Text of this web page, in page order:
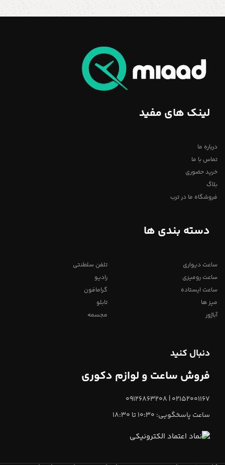
لینک های مفید
درباره ما
تماس با ما
خرید حضوری
بلاگ
فروشگاه ما در ترب
دسته بندی ها
ساعت دیواری
ساعت رومیزی
ساعت ایستاده
میز ها
آباژور
تلفن سلطنتی
رادیو
گرامافون
تابلو
مجسمه
دنبال کنید
فروش ساعت و لوازم دکوری
02152001167 | 09126863208
ساعت پاسخگویی: 10:30 تا 18:30